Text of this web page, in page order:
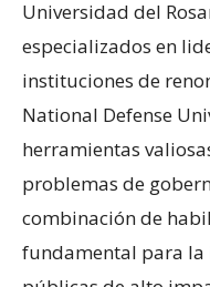
Universidad del
especializados en
instituciones de
National Defense
herramientas
problemas de
combinación de
fundamental para